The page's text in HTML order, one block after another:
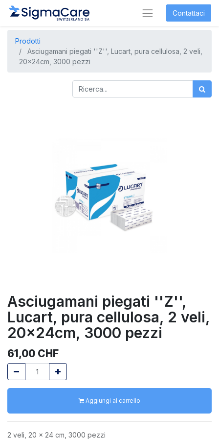
Contattaci
Prodotti
Asciugamani piegati ''Z'', Lucart, pura cellulosa, 2 veli,
20x24cm, 3000 pezzi
Asciugamani piegati ''Z'',
Lucart, pura cellulosa, 2 veli,
20x24cm, 3000 pezzi
61,00 CHF
Aggiungi al carrello
2 veli, 20 x 24 cm, 3000 pezzi